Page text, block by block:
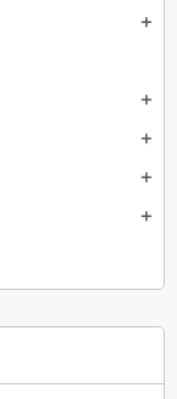
add
add
add
add
add